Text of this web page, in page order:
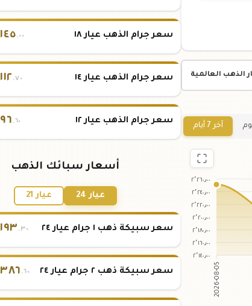
الذهب العالمية
آخر 7 أيام
٢٬٢٦٠٫٠٠
٢٬٢٤٠٫٠٠
٢٬٢٢٠٫٠٠
٢٬٢٠٠٫٠٠
٢٬١٨٠٫٠٠
٢٬١٦٠٫٠٠
٢٬١٤٠٫٠٠
2026-08-05
سعر جرام الذهب عيار ١٨ ١٤٥.٠٠
سعر جرام الذهب عيار ١٤ ١١٢ .٧٠
سعر جرام الذهب عيار ١٢ ٩٦.٦٠
أسعار سبائك الذهب
عيار 24 عيار 21
سعر سبيكة ذهب ١ جرام عيار ٢٤ ١٩٣ .٣٠
سعر سبيكة ذهب ٢ جرام عيار ٢٤ ٣٨٦ .٦٠